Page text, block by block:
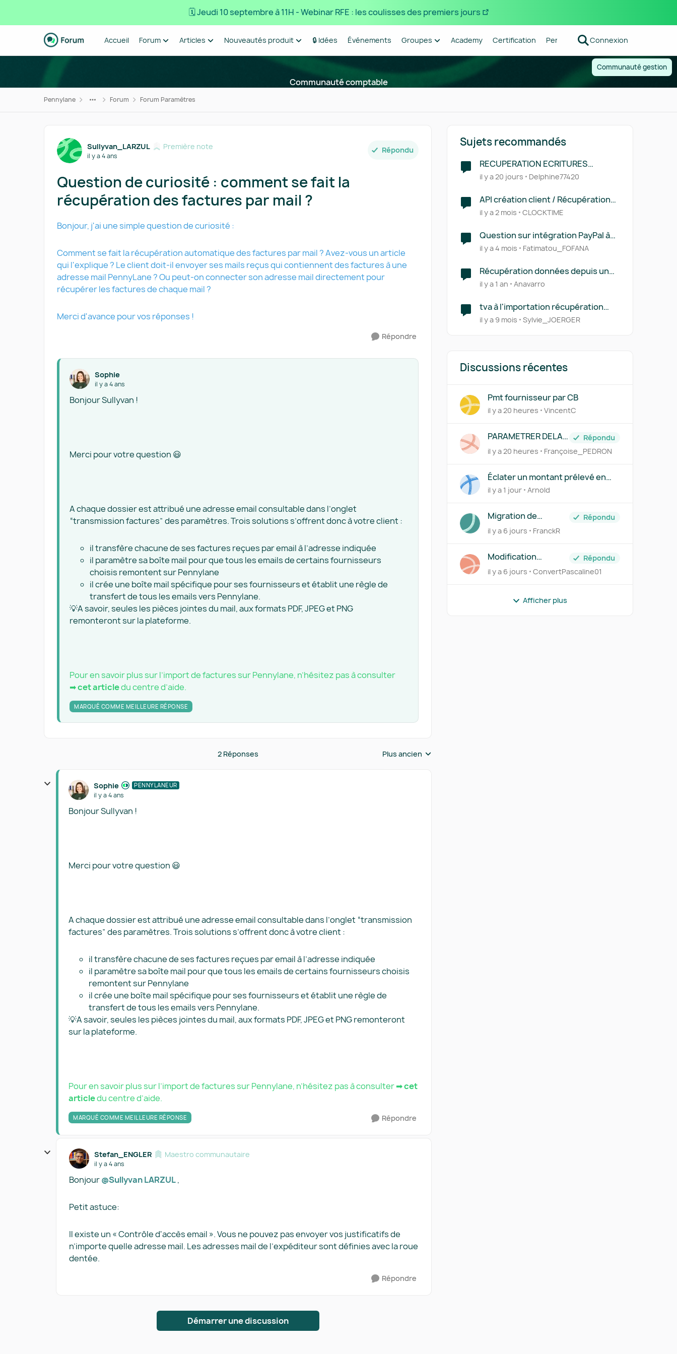
🗓️ Jeudi 10 septembre à 11H - Webinar RFE : les coulisses des premiers jours
Passer au contenu
Accueil Forum Articles Nouveautés produit 🔒 Idées Événements Groupes Academy Certification Pennylane Centre d'aide
Connexion
Communauté gestion
Communauté comptable
Pennylane Forum Forum Paramètres
Forum Discussion
Sullyvan_LARZUL Première note
il y a 4 ans
Répondu
Question de curiosité : comment se fait la
récupération des factures par mail ?
Bonjour, j'ai une simple question de curiosité :
Comment se fait la récupération automatique des factures par mail ? Avez-vous un article
qui l'explique ? Le client doit-il envoyer ses mails reçus qui contiennent des factures à une
adresse mail PennyLane ? Ou peut-on connecter son adresse mail directement pour
récupérer les factures de chaque mail ?
Merci d'avance pour vos réponses !
Répondre
Sophie
il y a 4 ans
Bonjour Sullyvan !
Merci pour votre question 😃
A chaque dossier est attribué une adresse email consultable dans l’onglet
“transmission factures” des paramètres. Trois solutions s’offrent donc à votre client :
il transfère chacune de ses factures reçues par email à l’adresse indiquée
il paramètre sa boîte mail pour que tous les emails de certains fournisseurs
choisis remontent sur Pennylane
il crée une boîte mail spécifique pour ses fournisseurs et établit une règle de
transfert de tous les emails vers Pennylane.
💡A savoir, seules les pièces jointes du mail, aux formats PDF, JPEG et PNG
remonteront sur la plateforme.
Pour en savoir plus sur l’import de factures sur Pennylane, n’hésitez pas à consulter
➡cet articledu centre d’aide.
MARQUÉ COMME MEILLEURE RÉPONSE
2 Réponses Réponses triées par
Plus ancien
Sophie PENNYLANEUR
il y a 4 ans
Bonjour Sullyvan !
Merci pour votre question 😃
A chaque dossier est attribué une adresse email consultable dans l’onglet “transmission
factures” des paramètres. Trois solutions s’offrent donc à votre client :
il transfère chacune de ses factures reçues par email à l’adresse indiquée
il paramètre sa boîte mail pour que tous les emails de certains fournisseurs choisis
remontent sur Pennylane
il crée une boîte mail spécifique pour ses fournisseurs et établit une règle de
transfert de tous les emails vers Pennylane.
💡A savoir, seules les pièces jointes du mail, aux formats PDF, JPEG et PNG remonteront
sur la plateforme.
Pour en savoir plus sur l’import de factures sur Pennylane, n’hésitez pas à consulter ➡cet
articledu centre d’aide.
MARQUÉ COMME MEILLEURE RÉPONSE Répondre
Stefan_ENGLER Maestro communautaire
il y a 4 ans
Bonjour@Sullyvan LARZUL,
Petit astuce:
Il existe un « Contrôle d'accès email ». Vous ne pouvez pas envoyer vos justificatifs de
n’importe quelle adresse mail. Les adresses mail de l’expéditeur sont définies avec la roue
dentée.
Répondre
Démarrer une discussion
Sujets recommandés
RECUPERATION ECRITURES
BANQUE
il y a 20 jours Delphine77420
API création client / Récupération
client
il y a 2 mois CLOCKTIME
Question sur intégration PayPal à
penny Lane
il y a 4 mois Fatimatou_FOFANA
Récupération données depuis un
autre logiciel
il y a 1 an Anavarro
tva à l'importation récupération
automatique sur les déclarations de
TVA
il y a 9 mois Sylvie_JOERGER
Discussions récentes
Pmt fournisseur par CB
il y a 20 heures VincentC
PARAMETRER DELAI
DE PAIEMENT FICHE
FOURNISSEUR
Répondu
il y a 20 heures
Françoise_PEDRON
Éclater un montant prélevé en
plusieurs comptes via le Centre
des règles
il y a 1 jour Arnold
Migration de
Transfert Banque
vers Pennylane
Répondu
il y a 6 jours
FranckR
Modification
information client
Répondu
il y a 6 jours
ConvertPascaline01
Afficher plus